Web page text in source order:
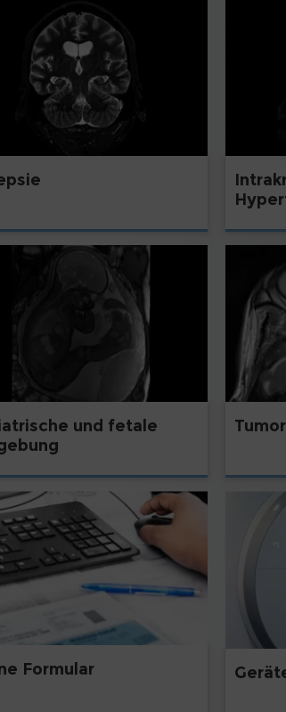
und fetale
Formular